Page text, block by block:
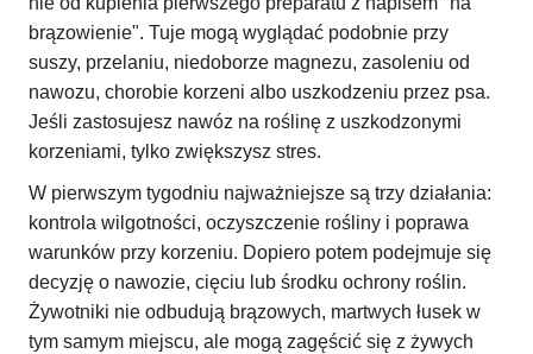
brązowienie". Tuje mogą wyglądać podobnie przy
suszy, przelaniu, niedoborze magnezu, zasoleniu od
nawozu, chorobie korzeni albo uszkodzeniu przez psa.
Jeśli zastosujesz nawóz na roślinę z uszkodzonymi
korzeniami, tylko zwiększysz stres.
W pierwszym tygodniu najważniejsze są trzy działania:
kontrola wilgotności, oczyszczenie rośliny i poprawa
warunków przy korzeniu. Dopiero potem podejmuje się
decyzję o nawozie, cięciu lub środku ochrony roślin.
Żywotniki nie odbudują brązowych, martwych łusek w
tym samym miejscu, ale mogą zagęścić się z żywych